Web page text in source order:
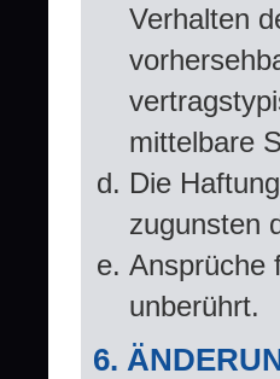
Verhalten
mittelbare
Die
zugunsten
Ansprüche
unberührt.
6.